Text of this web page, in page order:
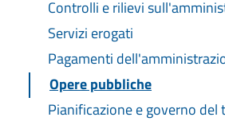
Controlli e rilievi
Servizi erogati
Pagamenti
Opere pubbliche
Pianificazione e governo del